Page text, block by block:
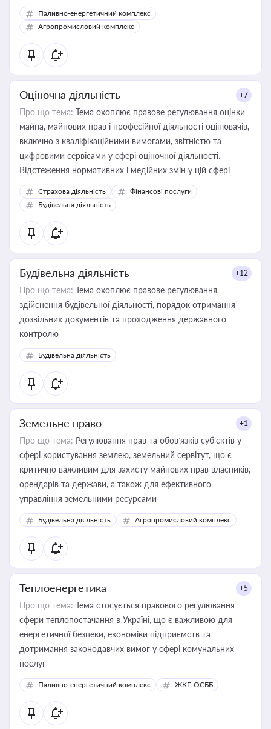
Паливно-енергетичний комплекс
Агропромисловий комплекс
Оціночна діяльність +7
Про що тема: Тема охоплює правове регулювання оцінки
майна, майнових прав і професійної діяльності оцінювачів,
включно з кваліфікаційними вимогами, звітністю та
цифровими сервісами у сфері оціночної діяльності.
Відстеження нормативних і медійних змін у цій сфері
корисне для власника бізнесу, керівника, юриста або
бухгалтера під час оподаткування, приватизації, оренди
державного майна, корпоративних угод і перевірки
статусу суб'єктів оціночної діяльності
Страхова діяльність
Фінансові послуги
Будівельна діяльність
Будівельна діяльність +12
Про що тема: Тема охоплює правове регулювання
здійснення будівельної діяльності, порядок отримання
дозвільних документів та проходження державного
контролю
Будівельна діяльність
Земельне право +1
Про що тема: Регулювання прав та обов’язків суб’єктів у
сфері користування землею, земельний сервітут, що є
критично важливим для захисту майнових прав власників,
орендарів та держави, а також для ефективного
управління земельними ресурсами
Будівельна діяльність Агропромисловий комплекс
Теплоенергетика +5
Про що тема: Тема стосується правового регулювання
сфери теплопостачання в Україні, що є важливою для
енергетичної безпеки, економіки підприємств та
дотримання законодавчих вимог у сфері комунальних
послуг
Паливно-енергетичний комплекс ЖКГ, ОСББ